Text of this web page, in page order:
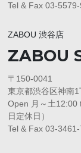
Tel & Fax 03-
ZABOU 渋谷店
ZABOU
〒150-0041
東京都渋谷区神南
Open 月～土
日定休日）
Tel & Fax 03-